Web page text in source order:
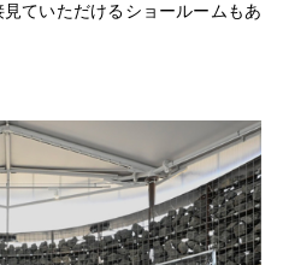
ていただけるショールームもあ